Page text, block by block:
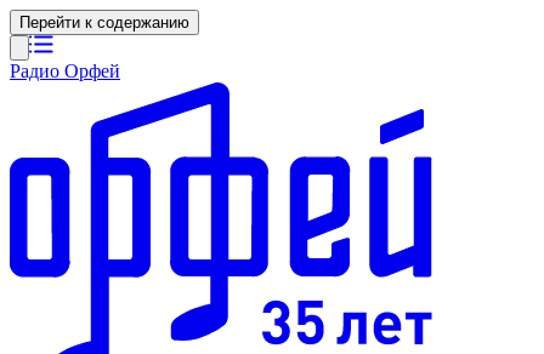
Перейти к содержанию
Радио Орфей